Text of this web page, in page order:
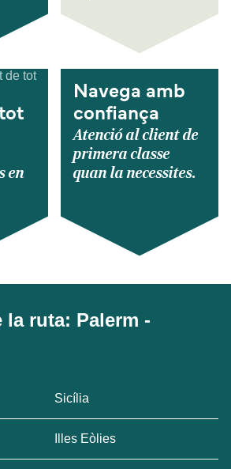
en
Navega amb
confiança
Atenció al client de
primera classe
quan la necessites.
la ruta: Palerm -
Sicília
Illes Eòlies